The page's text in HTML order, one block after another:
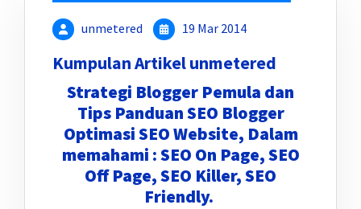
unmetered 19 Mar 2014
Kumpulan Artikel unmetered
Strategi Blogger Pemula dan
Tips Panduan SEO Blogger
OptimasiSEO Website, Dalam
memahami :SEO On Page, SEO
Off Page, SEO Killer, SEO
Friendly.